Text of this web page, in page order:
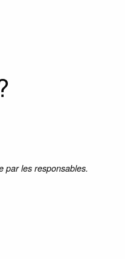
par les responsables.